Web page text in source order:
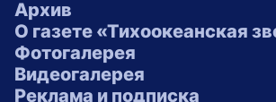
Архив
О газете «Тихоокеанская
Фотогалерея
Видеогалерея
Реклама и подписка